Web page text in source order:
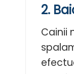
2.
Cainii